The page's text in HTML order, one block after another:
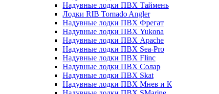
Надувные лодки ПВХ Таймень
Лодки RIB Tornado Angler
Надувные лодки ПВХ Фрегат
Надувные лодки ПВХ Yukona
Надувные лодки ПВХ Apache
Надувные лодки ПВХ Sea-Pro
Надувные лодки ПВХ Flinc
Надувные лодки ПВХ Солар
Надувные лодки ПВХ Skat
Надувные лодки ПВХ Мнев и К